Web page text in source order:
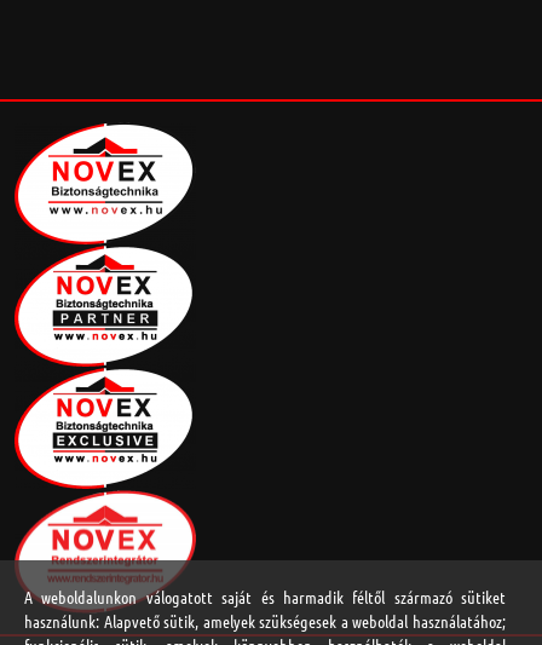
A weboldalunkon válogatott saját és harmadik féltől származó sütiket
használunk: Alapvető sütik, amelyek szükségesek a weboldal használatához;